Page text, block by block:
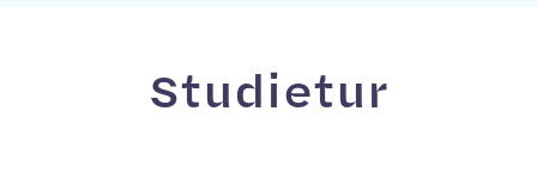
Studietur